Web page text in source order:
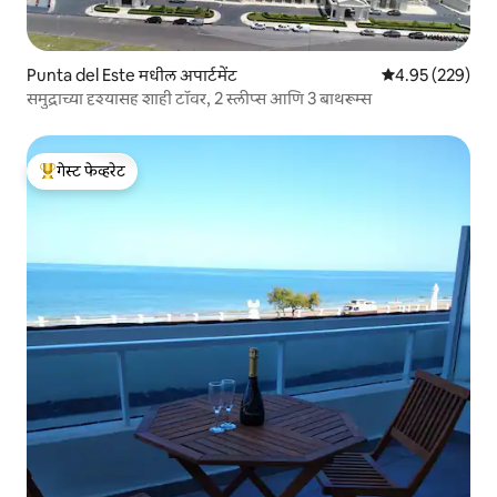
Punta del Este मधील अपार्टमेंट 5 पैकी 4.95
4.95 (229)
समुद्राच्या दृश्यासह शाही टॉवर, 2 स्लीप्स आणि 3 बाथरूम्स
टॉप गेस्ट फेव्हरेट
गेस्ट फेव्हरेट